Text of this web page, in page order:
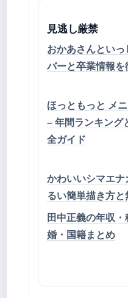
見逃し厳禁
おかあさんとい
バーと卒業情報を
ほっともっと メ
– 年間ランキング
全ガイド
かわいいシマエナ
るい簡単描き方
田中正義の年収
婚・国籍まとめ